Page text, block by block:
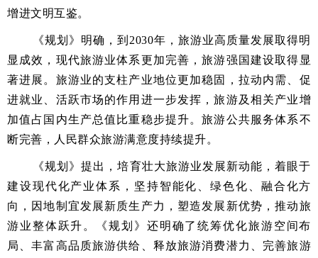
增进文明互鉴。
《规划》明确，到2030年，旅游业高质量发展取得明
显成效，现代旅游业体系更加完善，旅游强国建设取得显
著进展。旅游业的支柱产业地位更加稳固，拉动内需、促
进就业、活跃市场的作用进一步发挥，旅游及相关产业增
加值占国内生产总值比重稳步提升。旅游公共服务体系不
断完善，人民群众旅游满意度持续提升。
《规划》提出，培育壮大旅游业发展新动能，着眼于
建设现代化产业体系，坚持智能化、绿色化、融合化方
向，因地制宜发展新质生产力，塑造发展新优势，推动旅
游业整体跃升。《规划》还明确了统筹优化旅游空间布
局、丰富高品质旅游供给、释放旅游消费潜力、完善旅游